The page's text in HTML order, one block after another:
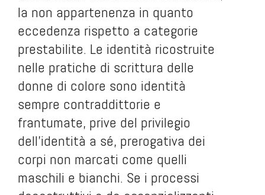
la non appartenenza in quanto
eccedenza rispetto a categorie
prestabilite. Le identità ricostruite
nelle pratiche di scrittura delle
donne di colore sono identità
sempre contraddittorie e
frantumate, prive del privilegio
dell’identità a sé, prerogativa dei
corpi non marcati come quelli
maschili e bianchi. Se i processi